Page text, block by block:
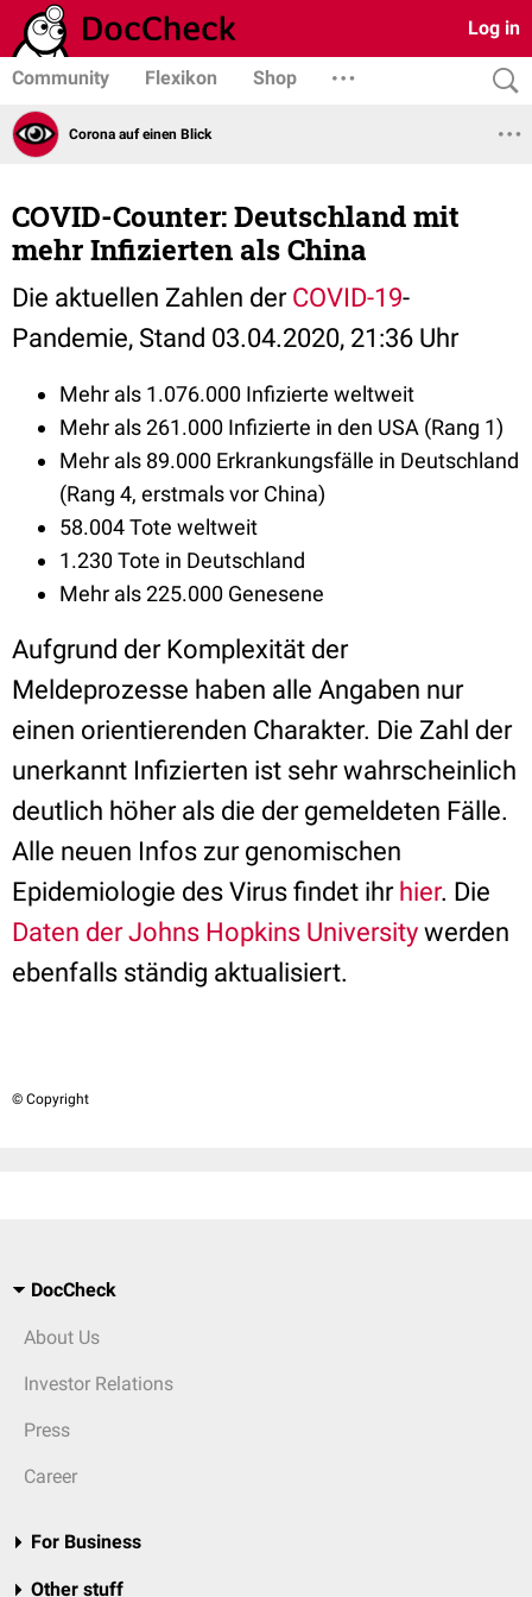
Log in
Community Flexikon Shop
Corona auf einen Blick
COVID-Counter: Deutschland mit
mehr Infizierten als China
Die aktuellen Zahlen der COVID-19-
Pandemie, Stand 03.04.2020, 21:36 Uhr
Mehr als 1.076.000 Infizierte weltweit
Mehr als 261.000 Infizierte in den USA (Rang 1)
Mehr als 89.000 Erkrankungsfälle in Deutschland
(Rang 4, erstmals vor China)
58.004 Tote weltweit
1.230 Tote in Deutschland
Mehr als 225.000 Genesene
Aufgrund der Komplexität der
Meldeprozesse haben alle Angaben nur
einen orientierenden Charakter. Die Zahl der
unerkannt Infizierten ist sehr wahrscheinlich
deutlich höher als die der gemeldeten Fälle.
Alle neuen Infos zur genomischen
Epidemiologie des Virus findet ihr hier. Die
Daten der Johns Hopkins University werden
ebenfalls ständig aktualisiert.
© Copyright
DocCheck
About Us
Investor Relations
Press
Career
For Business
Other stuff